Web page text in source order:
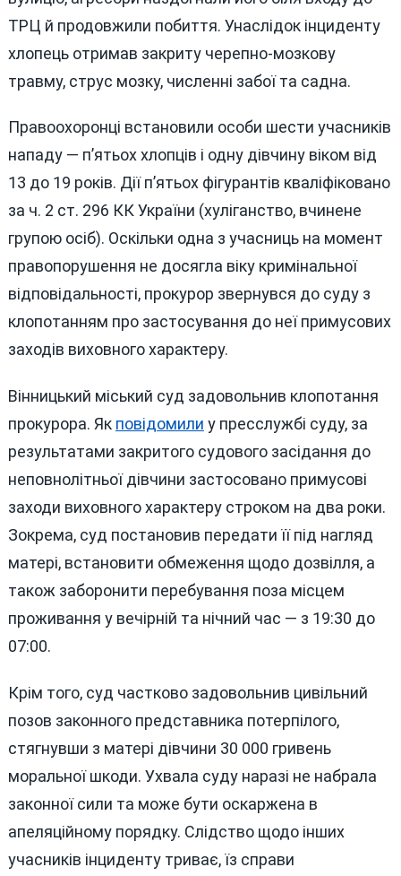
ТРЦ й продовжили побиття. Унаслідок інциденту
хлопець отримав закриту черепно-мозкову
травму, струс мозку, численні забої та садна.
Правоохоронці встановили особи шести учасників
нападу — п’ятьох хлопців і одну дівчину віком від
13 до 19 років. Дії п’ятьох фігурантів кваліфіковано
за ч. 2 ст. 296 КК України (хуліганство, вчинене
групою осіб). Оскільки одна з учасниць на момент
правопорушення не досягла віку кримінальної
відповідальності, прокурор звернувся до суду з
клопотанням про застосування до неї примусових
заходів виховного характеру.
Вінницький міський суд задовольнив клопотання
прокурора. Як повідомили у пресслужбі суду, за
результатами закритого судового засідання до
неповнолітньої дівчини застосовано примусові
заходи виховного характеру строком на два роки.
Зокрема, суд постановив передати її під нагляд
матері, встановити обмеження щодо дозвілля, а
також заборонити перебування поза місцем
проживання у вечірній та нічний час — з 19:30 до
07:00.
Крім того, суд частково задовольнив цивільний
позов законного представника потерпілого,
стягнувши з матері дівчини 30 000 гривень
моральної шкоди. Ухвала суду наразі не набрала
законної сили та може бути оскаржена в
апеляційному порядку. Слідство щодо інших
учасників інциденту триває, їз справи